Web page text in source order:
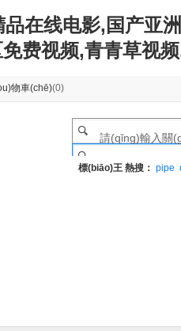
品在线电影,国产亚
费视频,青青草视
物車(chē)(0)
標(biāo)王 熱搜： pipe